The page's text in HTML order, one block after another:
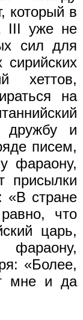
который в
III уже не
сил для
хеттов,
на
дружбу и
писем,
фараону,
присылки
«В стране
что
царь,
фараону,
«Более,
мне и да